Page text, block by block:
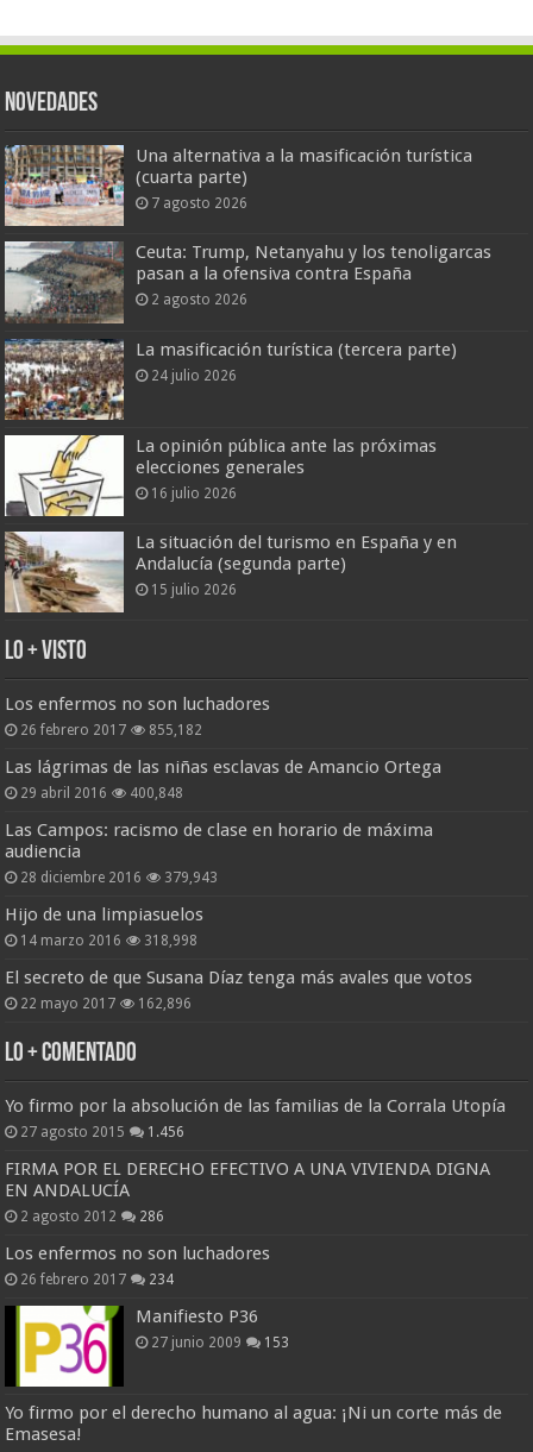
Novedades
Una alternativa a la masificación turística
(cuarta parte)
7 agosto 2026
Ceuta: Trump, Netanyahu y los tenoligarcas
pasan a la ofensiva contra España
2 agosto 2026
La masificación turística (tercera parte)
24 julio 2026
La opinión pública ante las próximas
elecciones generales
16 julio 2026
La situación del turismo en España y en
Andalucía (segunda parte)
15 julio 2026
Lo + Visto
Los enfermos no son luchadores
26 febrero 2017 855,182
Las lágrimas de las niñas esclavas de Amancio Ortega
29 abril 2016 400,848
Las Campos: racismo de clase en horario de máxima
audiencia
28 diciembre 2016 379,943
Hijo de una limpiasuelos
14 marzo 2016 318,998
El secreto de que Susana Díaz tenga más avales que votos
22 mayo 2017 162,896
Lo + Comentado
Yo firmo por la absolución de las familias de la Corrala Utopía
27 agosto 2015 1.456
FIRMA POR EL DERECHO EFECTIVO A UNA VIVIENDA DIGNA
EN ANDALUCÍA
2 agosto 2012 286
Los enfermos no son luchadores
26 febrero 2017 234
Manifiesto P36
27 junio 2009 153
Yo firmo por el derecho humano al agua: ¡Ni un corte más de
Emasesa!